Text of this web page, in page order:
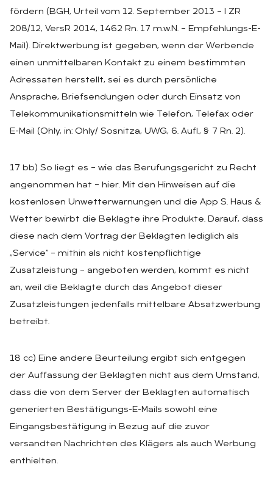
fördern (BGH, Urteil vom 12. September 2013 – I ZR
208/12, VersR 2014, 1462 Rn. 17 m.w.N. – Empfehlungs-E-
Mail). Direktwerbung ist gegeben, wenn der Werbende
einen unmittelbaren Kontakt zu einem bestimmten
Adressaten herstellt, sei es durch persönliche
Ansprache, Briefsendungen oder durch Einsatz von
Telekommunikationsmitteln wie Telefon, Telefax oder
E-Mail (Ohly, in: Ohly/ Sosnitza, UWG, 6. Aufl., § 7 Rn. 2).
17 bb) So liegt es – wie das Berufungsgericht zu Recht
angenommen hat – hier. Mit den Hinweisen auf die
kostenlosen Unwetterwarnungen und die App S. Haus &
Wetter bewirbt die Beklagte ihre Produkte. Darauf, dass
diese nach dem Vortrag der Beklagten lediglich als
„Service“ – mithin als nicht kostenpflichtige
Zusatzleistung – angeboten werden, kommt es nicht
an, weil die Beklagte durch das Angebot dieser
Zusatzleistungen jedenfalls mittelbare Absatzwerbung
betreibt.
18 cc) Eine andere Beurteilung ergibt sich entgegen
der Auffassung der Beklagten nicht aus dem Umstand,
dass die von dem Server der Beklagten automatisch
generierten Bestätigungs-E-Mails sowohl eine
Eingangsbestätigung in Bezug auf die zuvor
versandten Nachrichten des Klägers als auch Werbung
enthielten.